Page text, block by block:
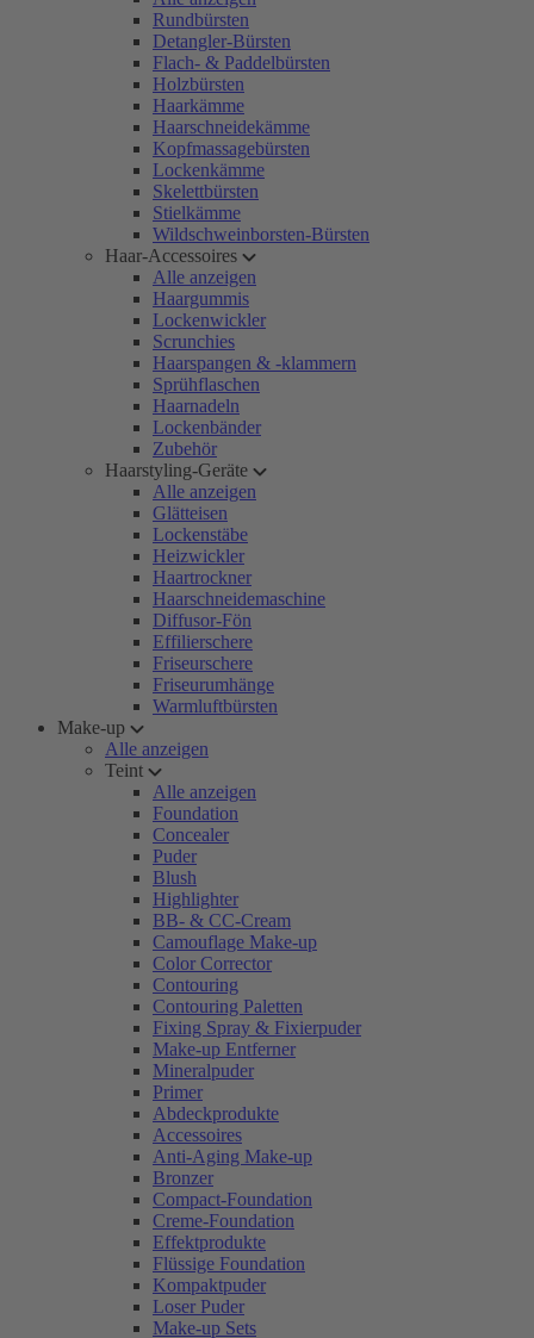
Rundbürsten
Detangler-Bürsten
Flach- & Paddelbürsten
Holzbürsten
Haarkämme
Haarschneidekämme
Kopfmassagebürsten
Lockenkämme
Skelettbürsten
Stielkämme
Wildschweinborsten-Bürsten
Haar-Accessoires
Alle anzeigen
Haargummis
Lockenwickler
Scrunchies
Haarspangen & -klammern
Sprühflaschen
Haarnadeln
Lockenbänder
Zubehör
Haarstyling-Geräte
Alle anzeigen
Glätteisen
Lockenstäbe
Heizwickler
Haartrockner
Haarschneidemaschine
Diffusor-Fön
Effilierschere
Friseurschere
Friseurumhänge
Warmluftbürsten
Make-up
Alle anzeigen
Teint
Alle anzeigen
Foundation
Concealer
Puder
Blush
Highlighter
BB- & CC-Cream
Camouflage Make-up
Color Corrector
Contouring
Contouring Paletten
Fixing Spray & Fixierpuder
Make-up Entferner
Mineralpuder
Primer
Abdeckprodukte
Accessoires
Anti-Aging Make-up
Bronzer
Compact-Foundation
Creme-Foundation
Effektprodukte
Flüssige Foundation
Kompaktpuder
Loser Puder
Make-up Sets